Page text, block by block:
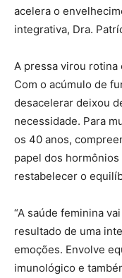
acelera o
integrativa, Dra.
A pressa virou rotina
Com o acúmulo de
desacelerar deixou
necessidade. Para
os 40 anos,
papel dos
restabelecer o
“A saúde feminina
resultado de uma
emoções. Envolve
imunológico e